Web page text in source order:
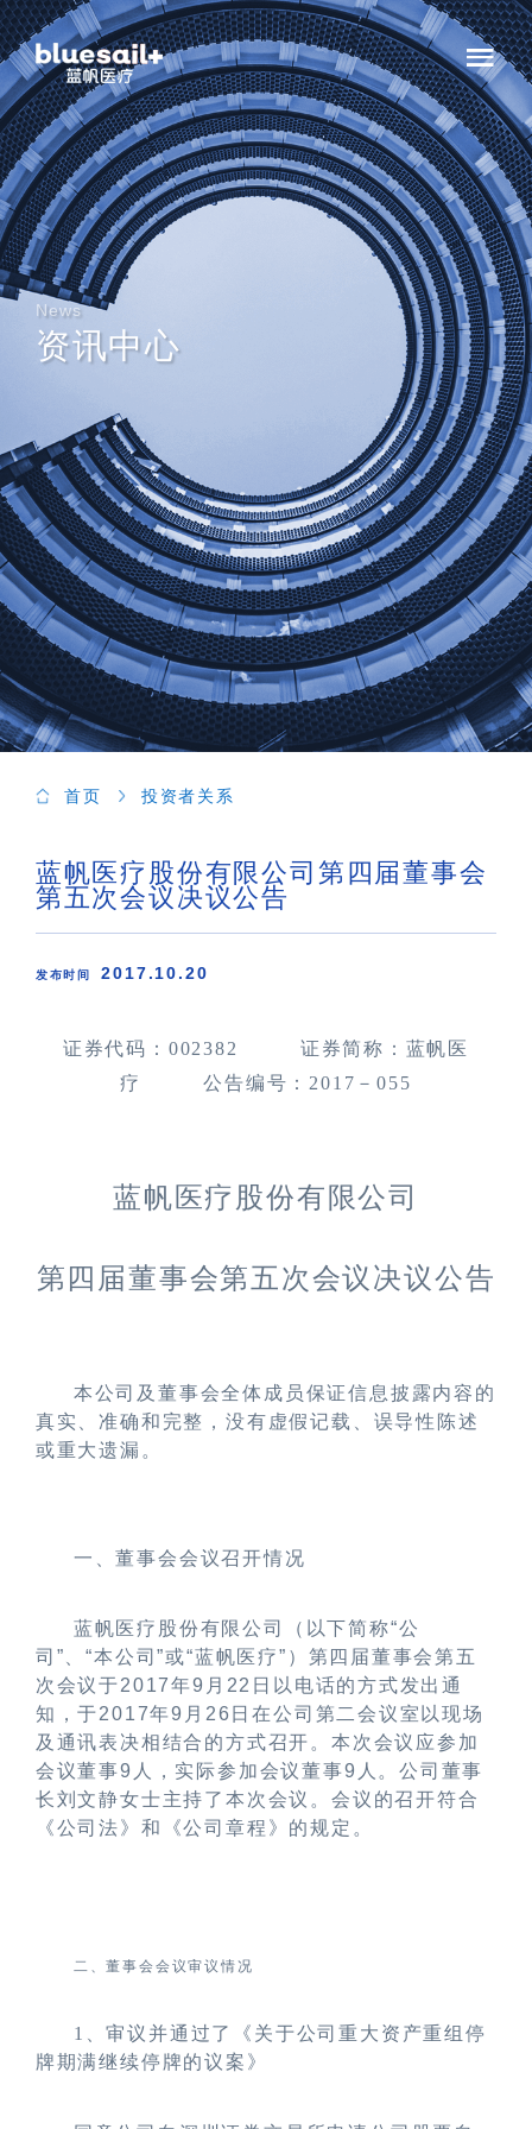
News
资讯中心
首页 投资者关系
蓝帆医疗股份有限公司第四届董事会
第五次会议决议公告
发布时间 2017.10.20
证券代码：002382 证券简称：蓝帆医
疗 公告编号：2017－055
蓝帆医疗股份有限公司
第四届董事会第五次会议决议公告
本公司及董事会全体成员保证信息披露内容的
真实、准确和完整，没有虚假记载、误导性陈述
或重大遗漏。
一、董事会会议召开情况
蓝帆医疗股份有限公司（以下简称“公
司”、“本公司”或“蓝帆医疗”）第四届董事会第五
次会议于2017年9月22日以电话的方式发出通
知，于2017年9月26日在公司第二会议室以现场
及通讯表决相结合的方式召开。本次会议应参加
会议董事9人，实际参加会议董事9人。公司董事
长刘文静女士主持了本次会议。会议的召开符合
《公司法》和《公司章程》的规定。
二、董事会会议审议情况
1 、审议并通过了
《关于公司重大资产重组停
牌期满继续停牌的议案》